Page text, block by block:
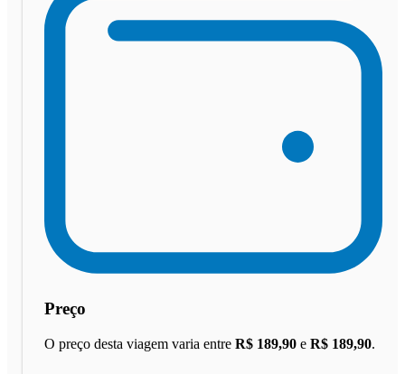
Preço
O preço desta viagem varia entre R$ 189,90 e R$ 189,90.